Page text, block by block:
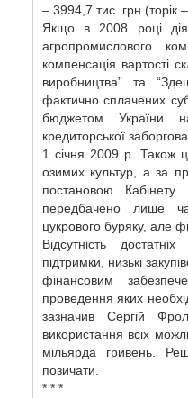
– 3994,7 тис. грн (торік
Якщо в 2008 році
агропромислового
компенсація вартості
виробництва” та
фактично сплачених
бюджетом України
кредиторської
1 січня 2009 р. Також
озимих культур, а за
постановою
передбачено лише
цукрового буряку, але
Відсутність
підтримки, низькі
фінансовим
проведення яких
зазначив Сергій
використання всіх
мільярда гривень.
позичати.
* * *